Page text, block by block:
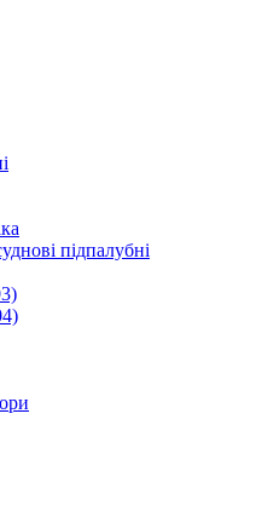
підпалубні